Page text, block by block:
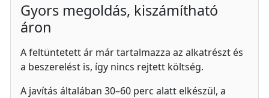
Gyors megoldás, kiszámítható
áron
A feltüntetett ár már tartalmazza az alkatrészt és
a beszerelést is, így nincs rejtett költség.
A javítás általában 30–60 perc alatt elkészül, a